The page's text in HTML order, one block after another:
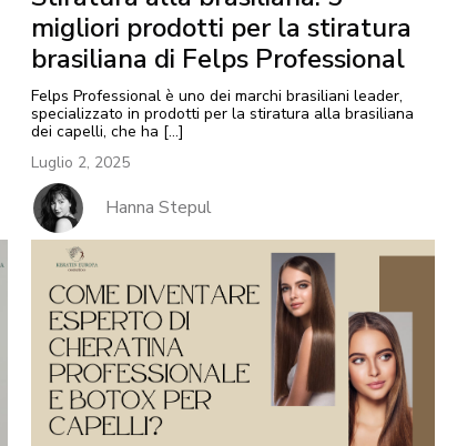
migliori prodotti per la stiratura
brasiliana di Felps Professional
Felps Professional è uno dei marchi brasiliani leader,
specializzato in prodotti per la stiratura alla brasiliana
dei capelli, che ha […]
Luglio 2, 2025
Hanna Stepul